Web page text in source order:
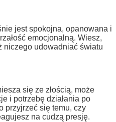
jest spokojna, opanowana i
emocjonalną. Wiesz,
niczego udowadniać światu
się ze złością, może
i potrzebę działania po
przyjrzeć się temu, czy
na cudzą presję.